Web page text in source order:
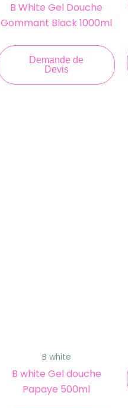
B White Gel Douche
Gommant Black 1000ml
Demande de
Devis
B white
B white Gel douche
Papaye 500ml